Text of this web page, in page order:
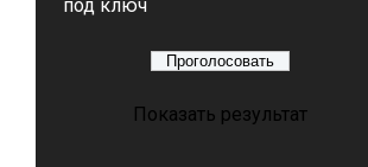
под ключ
Показать результат